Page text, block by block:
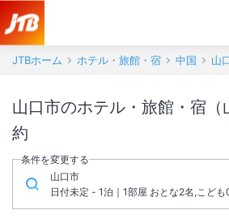
JTBホーム ホテル・旅館・宿 中国 山
山口市のホテル・旅館・宿（山口
約
条件を変更する
山口市
日付未定 - 1泊｜1部屋 おとな2名,こども